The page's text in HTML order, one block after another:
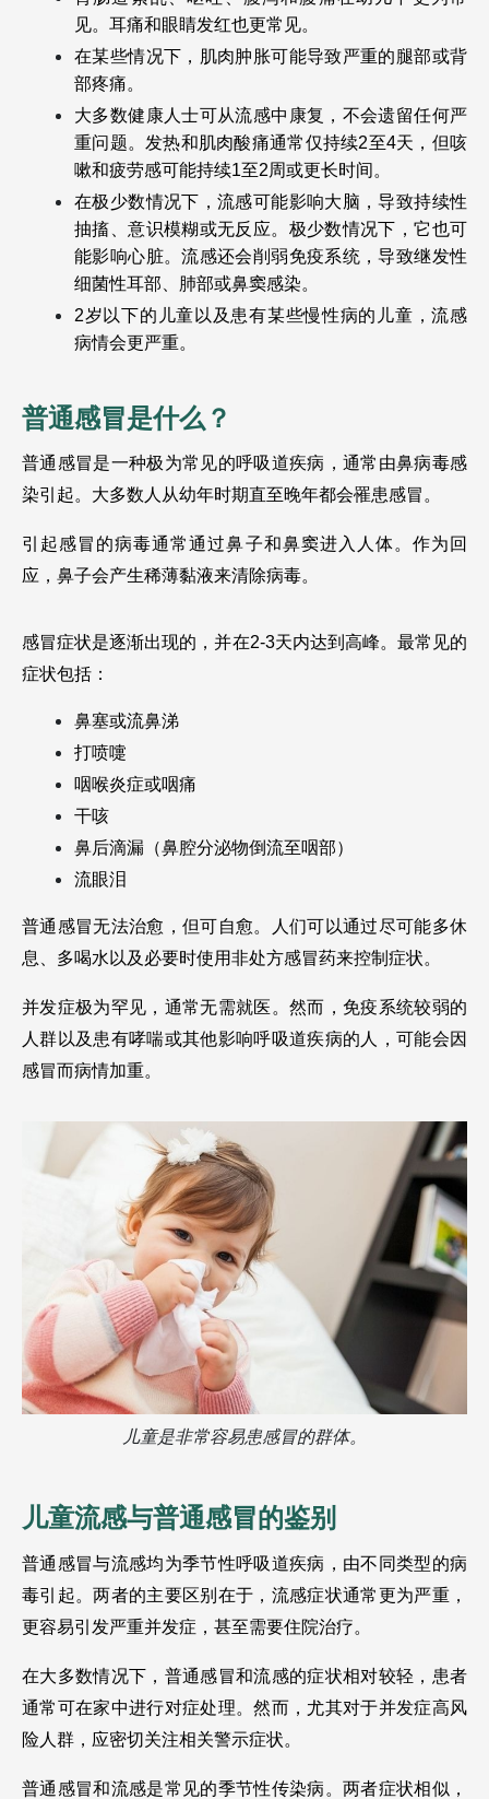
见。耳痛和眼睛发红也更常见。
在某些情况下，肌肉肿胀可能导致严重的腿部或背
部疼痛。
大多数健康人士可从流感中康复，不会遗留任何严
重问题。发热和肌肉酸痛通常仅持续2至4天，但咳
嗽和疲劳感可能持续1至2周或更长时间。
在极少数情况下，流感可能影响大脑，导致持续性
抽搐、意识模糊或无反应。极少数情况下，它也可
能影响心脏。流感还会削弱免疫系统，导致继发性
细菌性耳部、肺部或鼻窦感染。
2岁以下的儿童以及患有某些慢性病的儿童，流感
病情会更严重。
普通感冒是什么？
普通感冒是一种极为常见的呼吸道疾病，通常由鼻病毒感
染引起。大多数人从幼年时期直至晚年都会罹患感冒。
引起感冒的病毒通常通过鼻子和鼻窦进入人体。作为回
应，鼻子会产生稀薄黏液来清除病毒。
感冒症状是逐渐出现的，并在2-3天内达到高峰。最常见的
症状包括：
鼻塞或流鼻涕
打喷嚏
咽喉炎症或咽痛
干咳
鼻后滴漏（鼻腔分泌物倒流至咽部）
流眼泪
普通感冒无法治愈，但可自愈。人们可以通过尽可能多休
息、多喝水以及必要时使用非处方感冒药来控制症状。
并发症极为罕见，通常无需就医。然而，免疫系统较弱的
人群以及患有哮喘或其他影响呼吸道疾病的人，可能会因
感冒而病情加重。
儿童是非常容易患感冒的群体。
儿童流感与普通感冒的鉴别
普通感冒与流感均为季节性呼吸道疾病，由不同类型的病
毒引起。两者的主要区别在于，流感症状通常更为严重，
更容易引发严重并发症，甚至需要住院治疗。
在大多数情况下，普通感冒和流感的症状相对较轻，患者
通常可在家中进行对症处理。然而，尤其对于并发症高风
险人群，应密切关注相关警示症状。
普通感冒和流感是常见的季节性传染病。两者症状相似，